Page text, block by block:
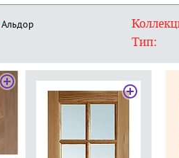
Альдор
Тип: